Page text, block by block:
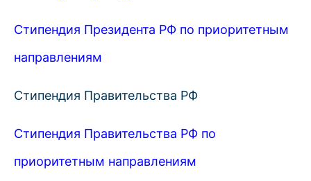
Стипендия Президента РФ по приоритетным
направлениям
Стипендия Правительства РФ
Стипендия Правительства РФ по
приоритетным направлениям